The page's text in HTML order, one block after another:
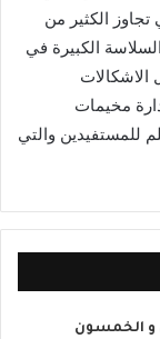
تجاوز الكثير من
الكبيرة في
الاشكالات
مخيمات
للمستفيدين والتي
و الخمسون